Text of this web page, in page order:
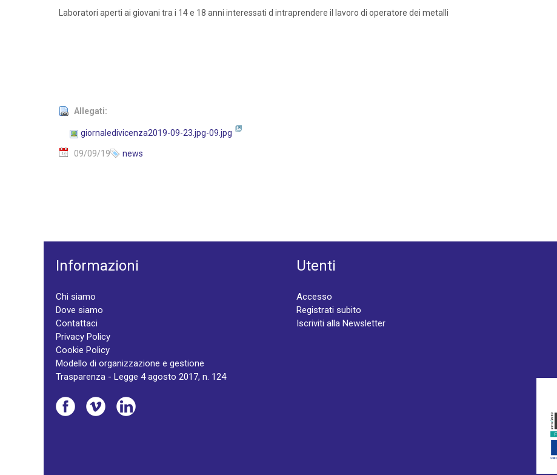
Laboratori aperti ai giovani tra i 14 e 18 anni interessati d intraprendere il lavoro di operatore dei metalli
Allegati:
giornaledivicenza2019-09-23.jpg-09.jpg
09/09/19 news
Informazioni
Chi siamo
Dove siamo
Contattaci
Privacy Policy
Cookie Policy
Modello di organizzazione e gestione
Trasparenza - Legge 4 agosto 2017, n. 124
Utenti
Accesso
Registrati subito
Iscriviti alla Newsletter